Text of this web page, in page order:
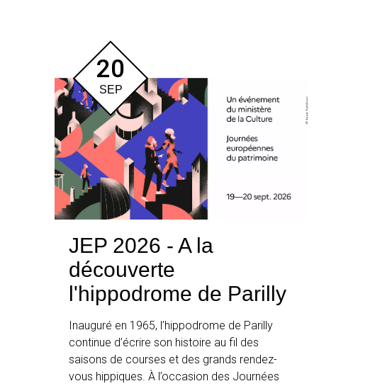
20
SEP
JEP 2026 - A la
découverte
l'hippodrome de Parilly
Inauguré en 1965, l’hippodrome de Parilly
continue d’écrire son histoire au fil des
saisons de courses et des grands rendez-
vous hippiques. À l’occasion des Journées